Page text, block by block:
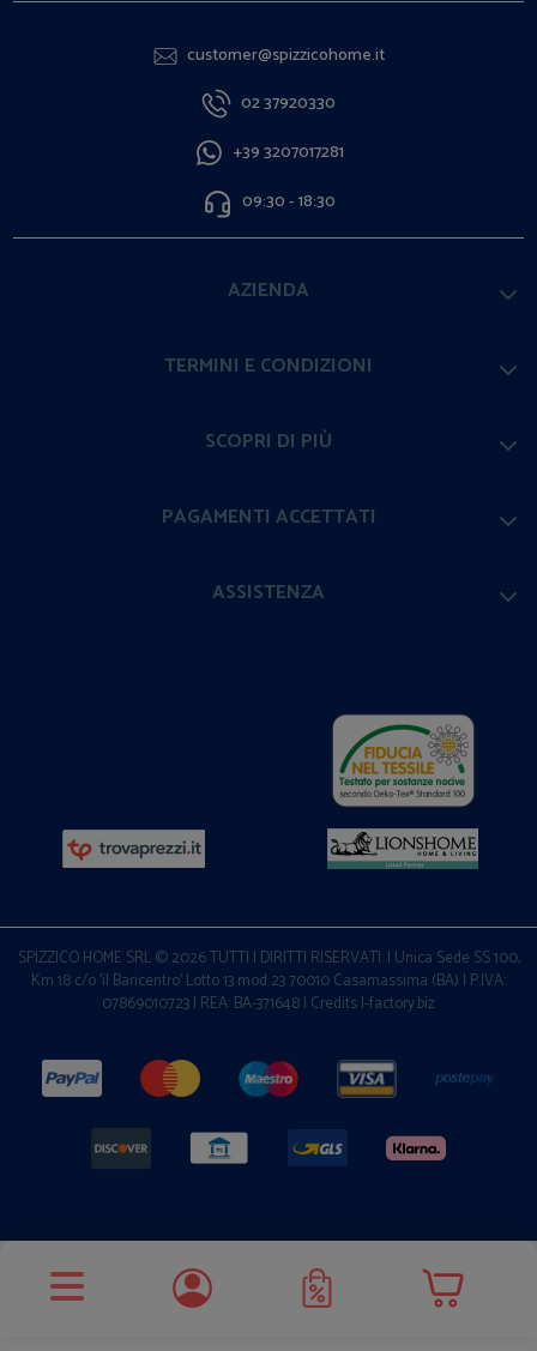
customer@spizzicohome.it
02 37920330
+39 3207017281
09:30 - 18:30
AZIENDA
TERMINI E CONDIZIONI
SCOPRI DI PIÙ
PAGAMENTI ACCETTATI
ASSISTENZA
SPIZZICO HOME SRL © 2026 TUTTI I DIRITTI RISERVATI. | Unica Sede SS 100,
Km 18 c/o 'il Baricentro' Lotto 13 mod 23 70010 Casamassima (BA) | P.IVA:
07869010723 | REA: BA-371648 | Credits I-factory.biz